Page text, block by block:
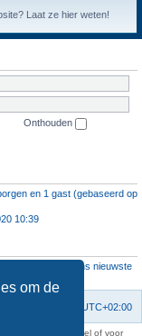
om de
Laat ze hier weten!
Onthouden
en 1 gast (gebaseerd op
10:39
• Ons nieuwste
UTC+02:00
even welk nadeel of voor